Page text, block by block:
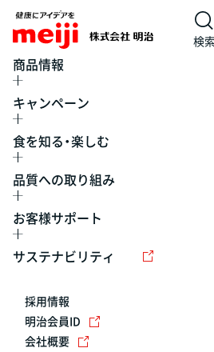
検索
商品情報
キャンペーン
食を知る・楽しむ
品質への取り組み
お客様サポート
サステナビリティ
採用情報
明治会員ID
会社概要